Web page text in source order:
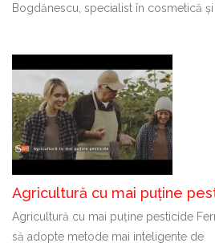
Bogdănescu, specialist în cosmetică
Agricultură cu mai puține
Agricultură cu mai puține pesticide
să adopte metode mai inteligente de